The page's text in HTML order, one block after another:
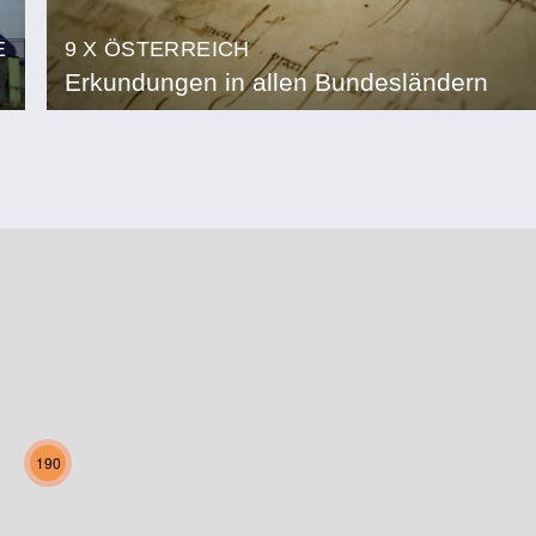
9 X ÖSTERREICH
Erkundungen in allen Bundesländern
190